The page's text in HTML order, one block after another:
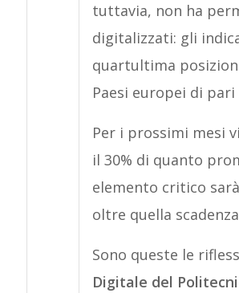
tuttavia, non ha
digitalizzati: gli
quartultima
Paesi europei di
Per i prossimi mesi
il 30% di quanto
elemento critico sarà
oltre quella
Sono queste le
Digitale del